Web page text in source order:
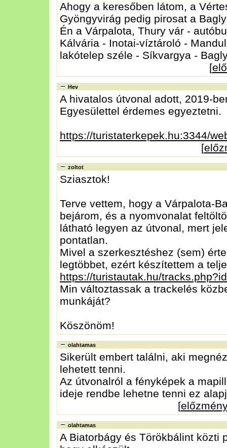
Ahogy a keresőben látom, a
Gyöngyvirág pedig pirosat a
Én a Várpalota, Thury vár -
Kálvária - Inotai-víztároló -
lakótelep széle - Síkvargya -
[
Hev
A hivatalos útvonal adott, 2019-
Egyesülettel érdemes egyeztetni.
https://turistaterkepek.hu:3344/
[
zoltot
Sziasztok!
Terve vettem, hogy a Várpalota-
bejárom, és a nyomvonalat
látható legyen az útvonal, mert
pontatlan.
Mivel a szerkesztéshez (sem)
legtöbbet, ezért készítettem a
https://turistautak.hu/
Min változtassak a trackelés
munkáját?
Köszönöm!
olahtamas
Sikerült embert találni, aki
lehetett tenni.
Az útvonalról a fényképek a
ideje rendbe lehetne tenni ez
[
olahtamas
A Biatorbágy és Törökbálint közti